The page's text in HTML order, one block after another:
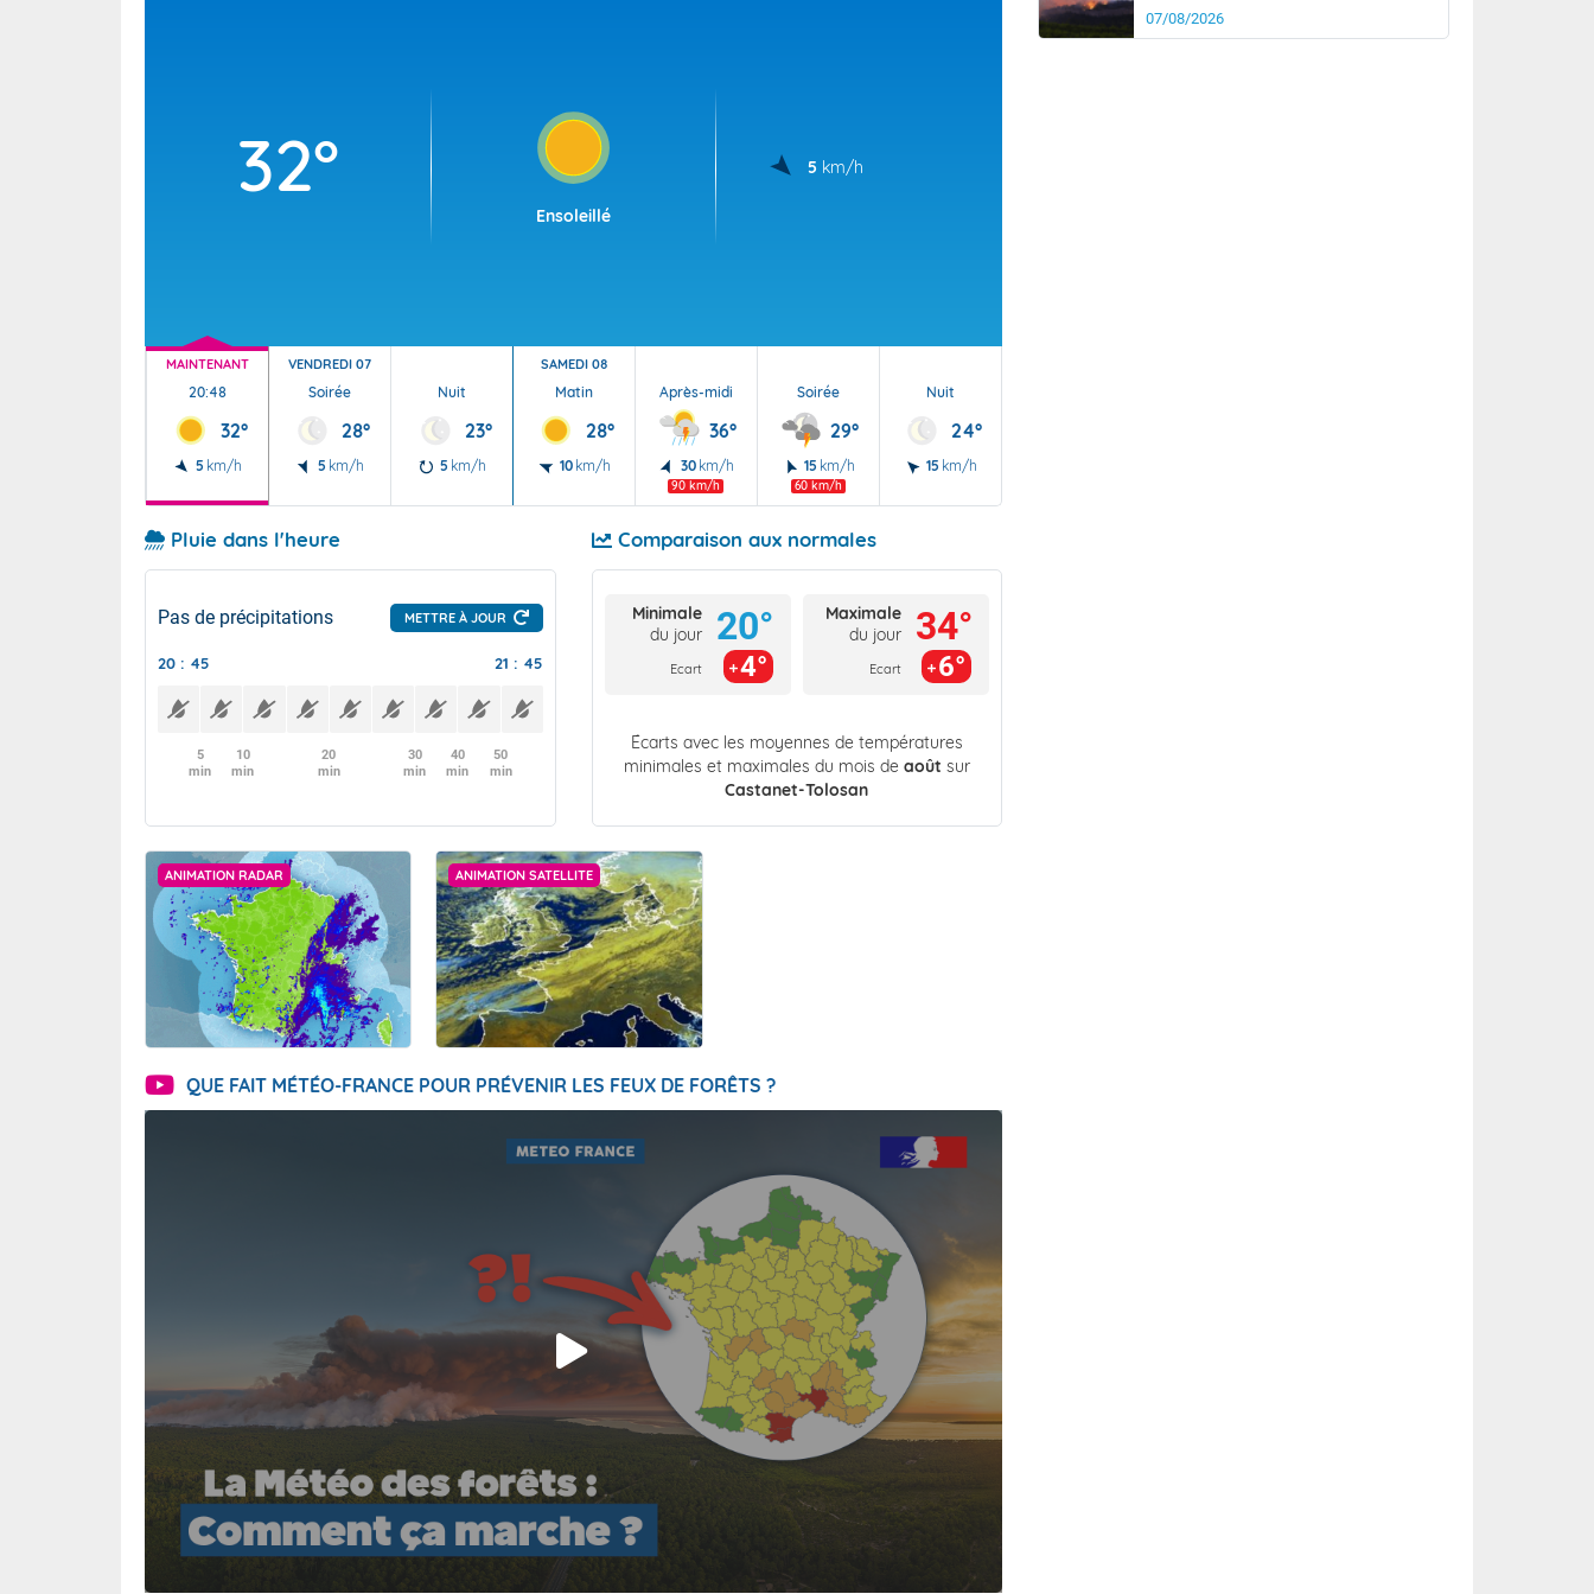
32°
Ensoleillé
5 km/h
MAINTENANT
20:48
32°
5 km/h
VENDREDI 07
Soirée
28°
5 km/h
Nuit
23°
5 km/h
SAMEDI 08
Matin
28°
10 km/h
Après-midi
36°
30 km/h
90 km/h
Soirée
29°
15 km/h
60 km/h
Nuit
24°
15 km/h
Pluie dans l'heure
Pas de précipitations METTRE À JOUR
20 : 45 21 : 45
5
min
10
min
20
min
30
min
40
min
50
min
Comparaison aux normales
Minimale
du jour
Ecart
20°
4°
Maximale
du jour
Ecart
34°
6°
Écarts avec les moyennes de températures
minimales et maximales du mois de août sur
Castanet-Tolosan
ANIMATION RADAR ANIMATION SATELLITE
QUE FAIT MÉTÉO-FRANCE POUR PRÉVENIR LES FEUX DE FORÊTS ?
07/08/2026